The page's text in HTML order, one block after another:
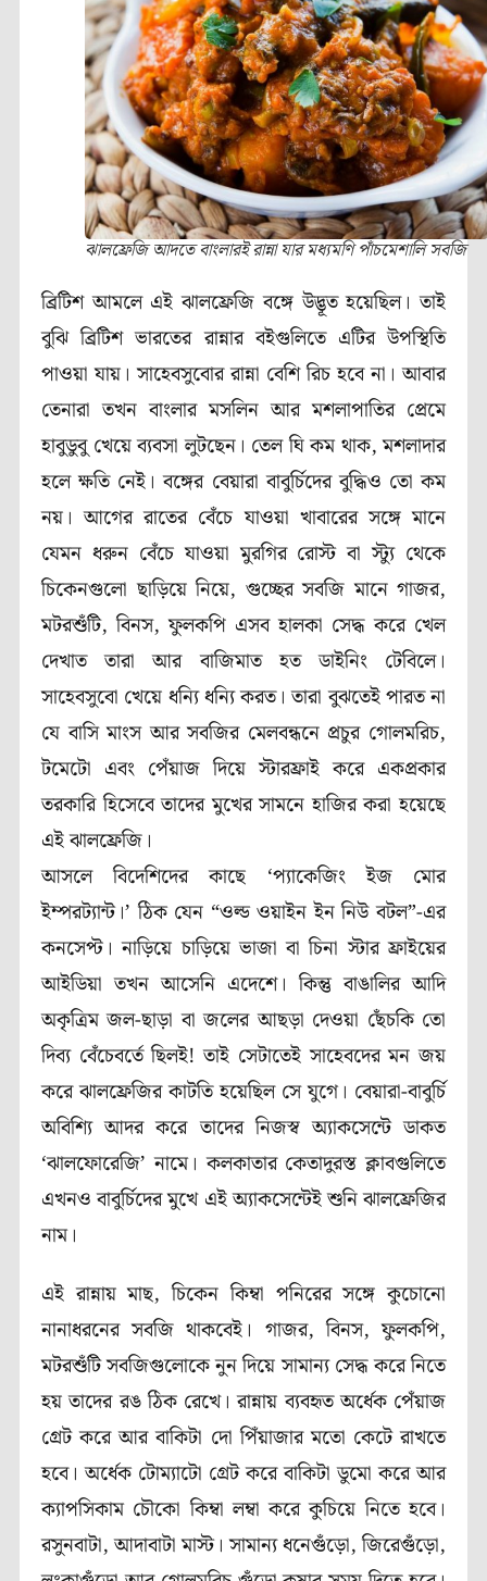
ঝালফ্রেজি আদতে বাংলারই রান্না যার মধ্যমণি পাঁচমেশালি সবজি
ব্রিটিশ আমলে এই ঝালফ্রেজি বঙ্গে উদ্ভূত হয়েছিল। তাই
বুঝি ব্রিটিশ ভারতের রান্নার বইগুলিতে এটির উপস্থিতি
পাওয়া যায়। সাহেবসুবোর রান্না বেশি রিচ হবে না। আবার
তেনারা তখন বাংলার মসলিন আর মশলাপাতির প্রেমে
হাবুডুবু খেয়ে ব্যবসা লুটছেন। তেল ঘি কম থাক, মশলাদার
হলে ক্ষতি নেই। বঙ্গের বেয়ারা বাবুর্চিদের বুদ্ধিও তো কম
নয়। আগের রাতের বেঁচে যাওয়া খাবারের সঙ্গে মানে
যেমন ধরুন বেঁচে যাওয়া মুরগির রোস্ট বা স্ট্যু থেকে
চিকেনগুলো ছাড়িয়ে নিয়ে, গুচ্ছের সবজি মানে গাজর,
মটরশুঁটি, বিনস, ফুলকপি এসব হালকা সেদ্ধ করে খেল
দেখাত তারা আর বাজিমাত হত ডাইনিং টেবিলে।
সাহেবসুবো খেয়ে ধন্যি ধন্যি করত। তারা বুঝতেই পারত না
যে বাসি মাংস আর সবজির মেলবন্ধনে প্রচুর গোলমরিচ,
টমেটো এবং পেঁয়াজ দিয়ে স্টারফ্রাই করে একপ্রকার
তরকারি হিসেবে তাদের মুখের সামনে হাজির করা হয়েছে
এই ঝালফ্রেজি।
আসলে বিদেশিদের কাছে ‘প্যাকেজিং ইজ মোর
ইম্পরট্যান্ট।’ ঠিক যেন “ওল্ড ওয়াইন ইন নিউ বটল”-এর
কনসেপ্ট। নাড়িয়ে চাড়িয়ে ভাজা বা চিনা স্টার ফ্রাইয়ের
আইডিয়া তখন আসেনি এদেশে। কিন্তু বাঙালির আদি
অকৃত্রিম জল-ছাড়া বা জলের আছড়া দেওয়া ছেঁচকি তো
দিব্য বেঁচেবর্তে ছিলই! তাই সেটাতেই সাহেবদের মন জয়
করে ঝালফ্রেজির কাটতি হয়েছিল সে যুগে। বেয়ারা-বাবুর্চি
অবিশ্যি আদর করে তাদের নিজস্ব অ্যাকসেন্টে ডাকত
‘ঝালফোরেজি’ নামে। কলকাতার কেতাদুরস্ত ক্লাবগুলিতে
এখনও বাবুর্চিদের মুখে এই অ্যাকসেন্টেই শুনি ঝালফ্রেজির
নাম।
এই রান্নায় মাছ, চিকেন কিম্বা পনিরের সঙ্গে কুচোনো
নানাধরনের সবজি থাকবেই। গাজর, বিনস, ফুলকপি,
মটরশুঁটি সবজিগুলোকে নুন দিয়ে সামান্য সেদ্ধ করে নিতে
হয় তাদের রঙ ঠিক রেখে। রান্নায় ব্যবহৃত অর্ধেক পেঁয়াজ
গ্রেট করে আর বাকিটা দো পিঁয়াজার মতো কেটে রাখতে
হবে। অর্ধেক টোম্যাটো গ্রেট করে বাকিটা ডুমো করে আর
ক্যাপসিকাম চৌকো কিম্বা লম্বা করে কুচিয়ে নিতে হবে।
রসুনবাটা, আদাবাটা মাস্ট। সামান্য ধনেগুঁড়ো, জিরেগুঁড়ো,